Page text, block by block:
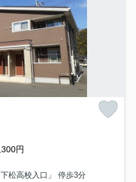
円
松高校入口」 停歩3分